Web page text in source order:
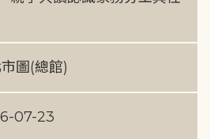
圖(總館)
07-23